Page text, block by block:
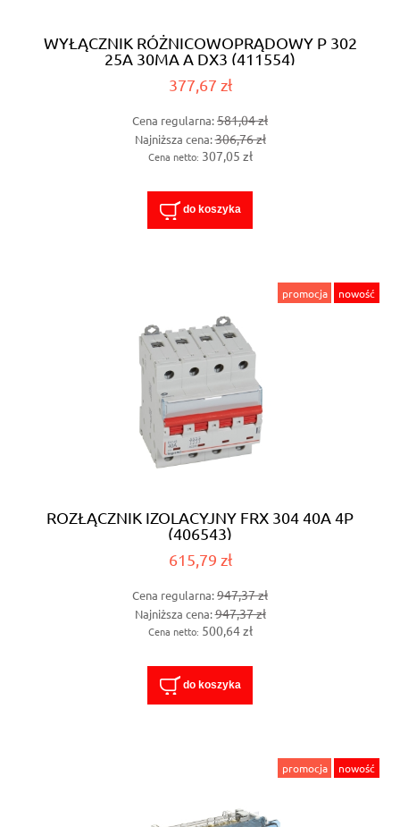
WYŁĄCZNIK RÓŻNICOWOPRĄDOWY P 302
25A 30MA A DX3 (411554)
377,67 zł
Cena regularna:581,04 zł
Najniższa cena:306,76 zł
Cena netto: 307,05 zł
do koszyka
ROZŁĄCZNIK IZOLACYJNY FRX 304 40A 4P
(406543)
615,79 zł
Cena regularna:947,37 zł
Najniższa cena:947,37 zł
Cena netto: 500,64 zł
do koszyka
promocja nowość
promocja nowość